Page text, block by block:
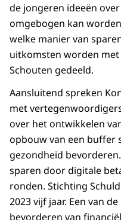
de jongeren ideeën
omgebogen kan
welke manier van
uitkomsten worden
Schouten gedeeld.
Aansluitend spreken
met
over het ontwikkelen
opbouw van een buffer
gezondheid
sparen door digitale
ronden. Stichting
2023 vijf jaar. Een van
bevorderen van